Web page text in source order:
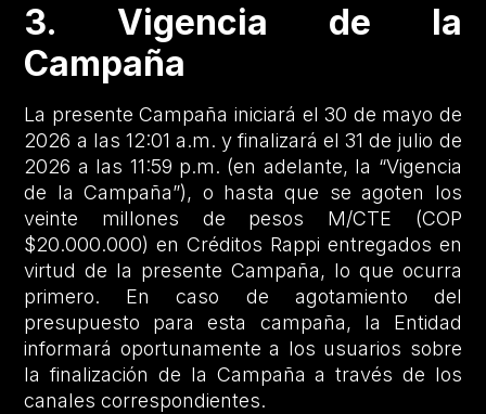
3. Vigencia de la
Campaña
La presente Campaña iniciará el 30 de mayo de
2026 a las 12:01 a.m. y finalizará el 31 de julio de
2026 a las 11:59 p.m. (en adelante, la “Vigencia
de la Campaña”), o hasta que se agoten los
veinte millones de pesos M/CTE (COP
$20.000.000) en Créditos Rappi entregados en
virtud de la presente Campaña, lo que ocurra
primero. En caso de agotamiento del
presupuesto para esta campaña, la Entidad
informará oportunamente a los usuarios sobre
la finalización de la Campaña a través de los
canales correspondientes.